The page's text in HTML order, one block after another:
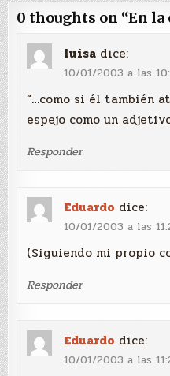
entradas
0 thoughts on “En la
luisa dice:
10/01/2003 a las
“…como si él también
espejo como un
Responder
Eduardo dice:
10/01/2003 a las
(Siguiendo mi propio
Responder
Eduardo dice:
10/01/2003 a las